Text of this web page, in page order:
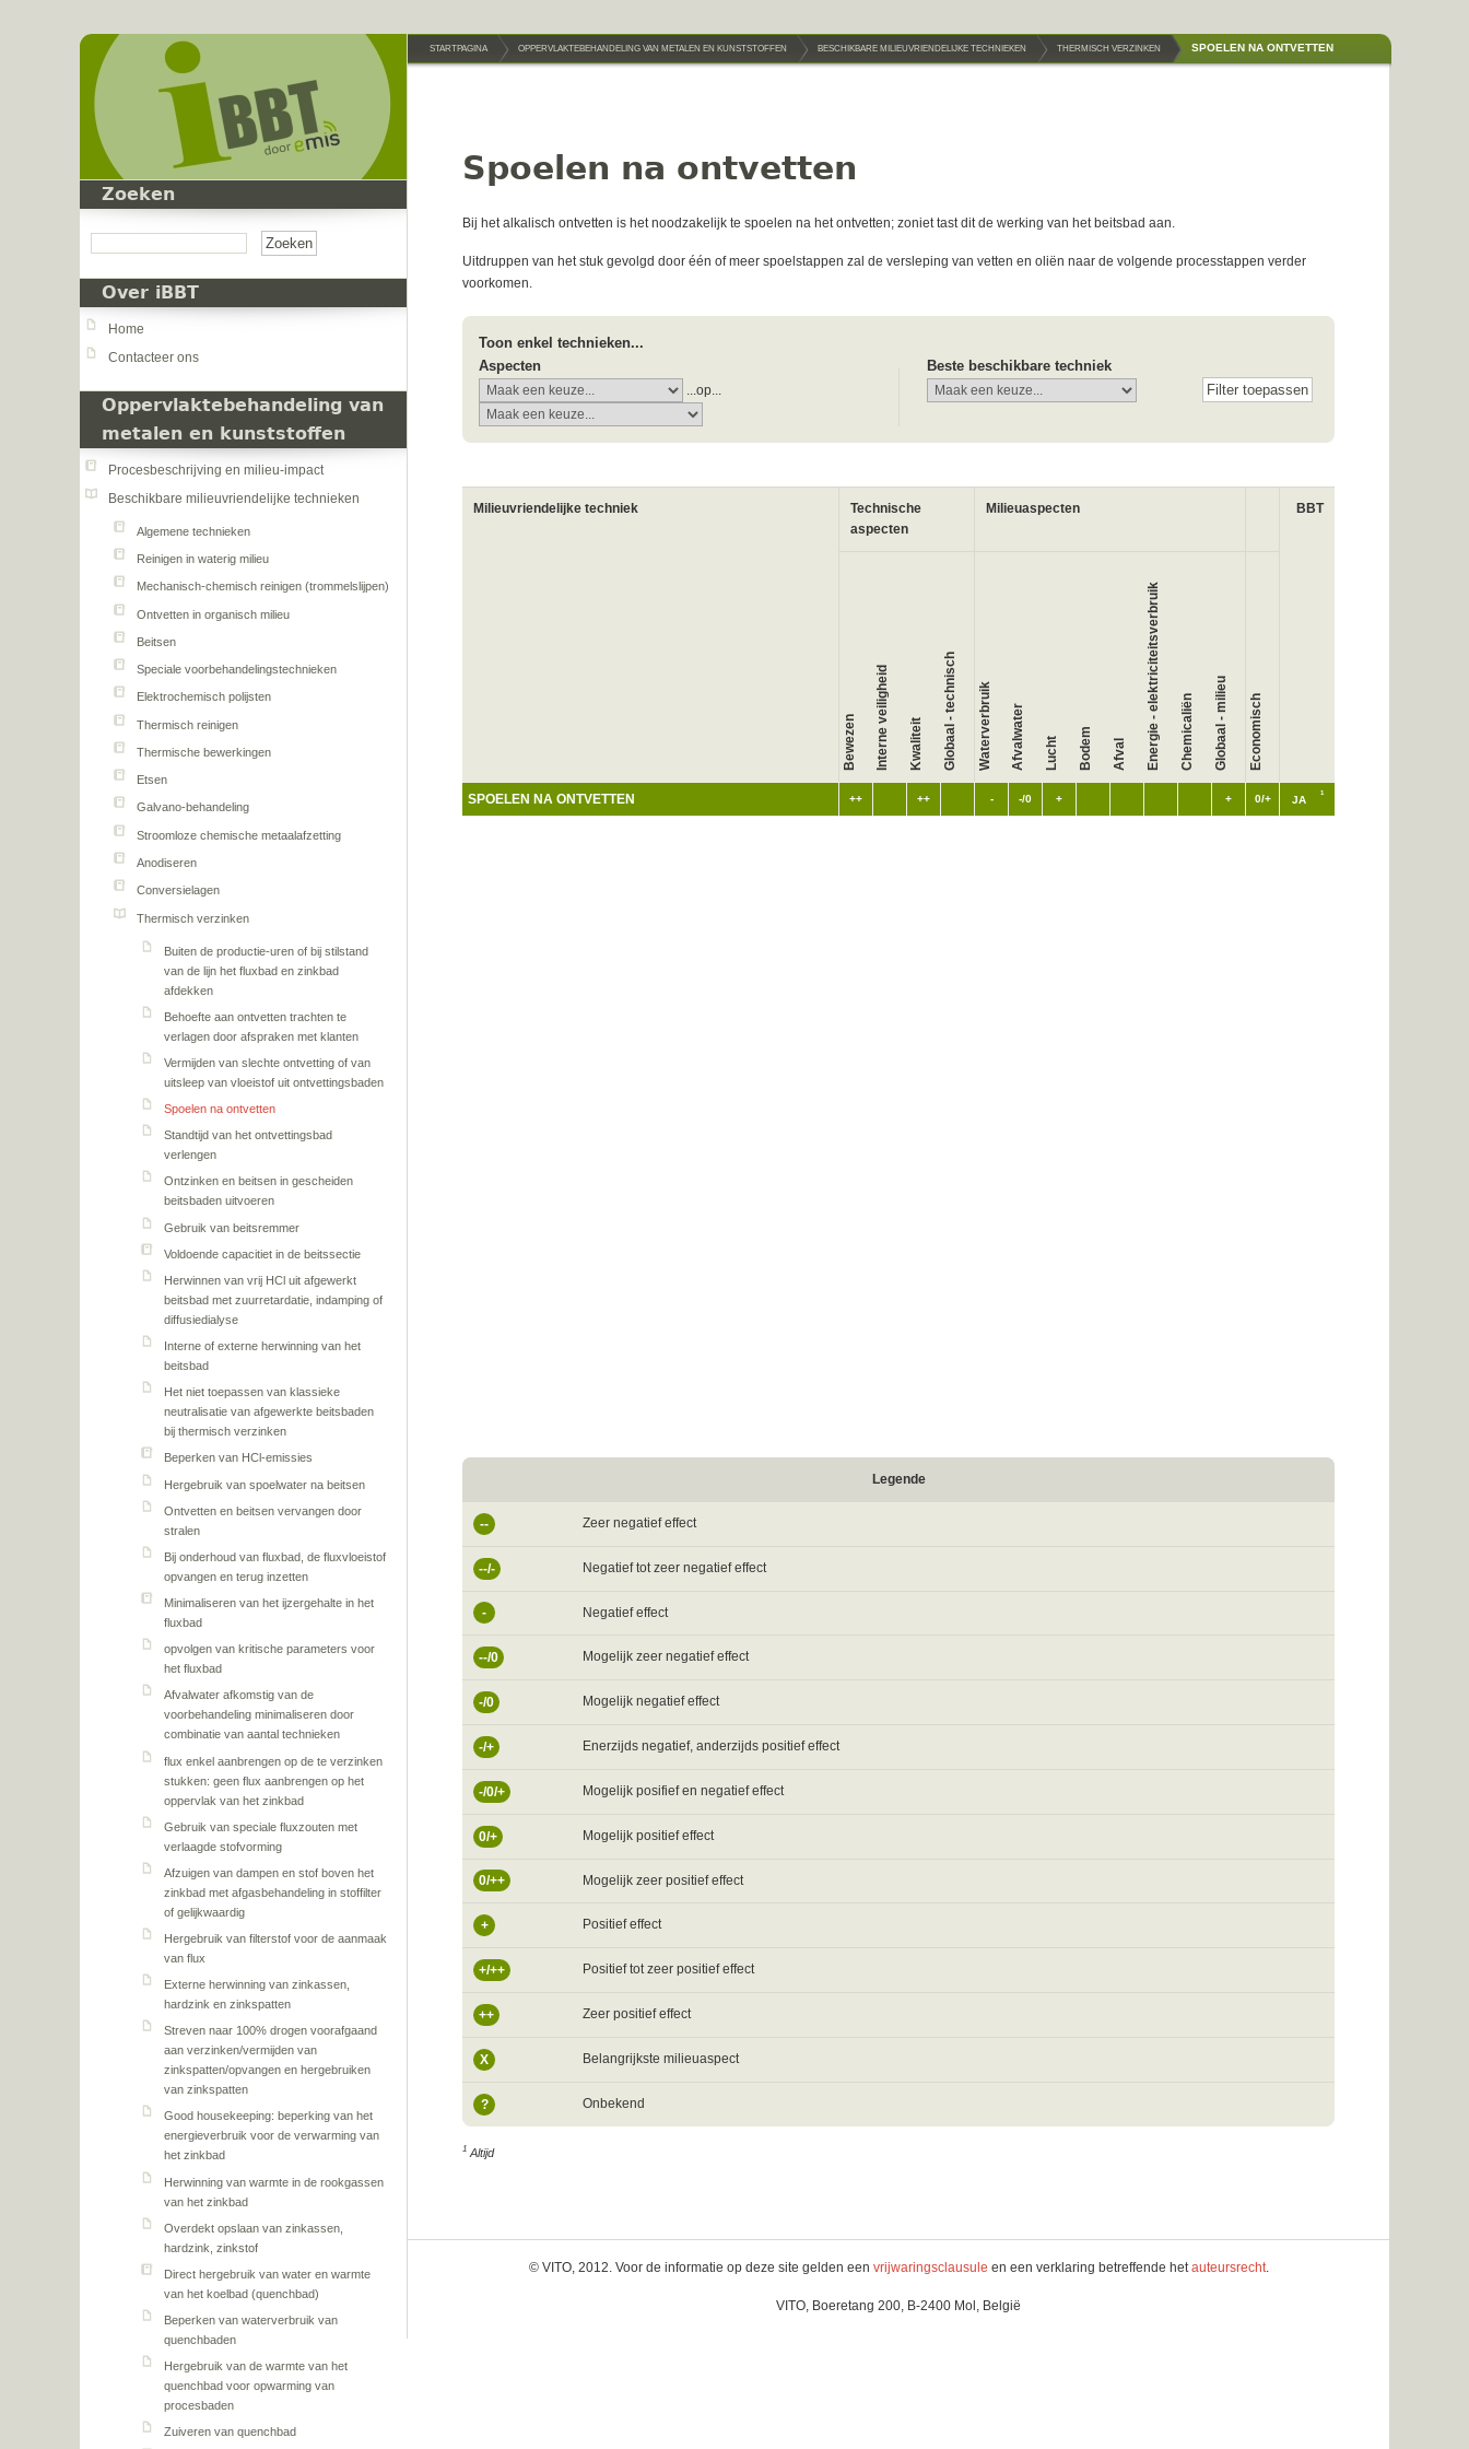
Zoeken
Over iBBT
Home
Contacteer ons
Oppervlaktebehandeling van
metalen en kunststoffen
Procesbeschrijving en milieu-impact
Beschikbare milieuvriendelijke technieken
Algemene technieken
Reinigen in waterig milieu
Mechanisch-chemisch reinigen (trommelslijpen)
Ontvetten in organisch milieu
Beitsen
Speciale voorbehandelingstechnieken
Elektrochemisch polijsten
Thermisch reinigen
Thermische bewerkingen
Etsen
Galvano-behandeling
Stroomloze chemische metaalafzetting
Anodiseren
Conversielagen
Thermisch verzinken
Buiten de productie-uren of bij stilstand
van de lijn het fluxbad en zinkbad
afdekken
Behoefte aan ontvetten trachten te
verlagen door afspraken met klanten
Vermijden van slechte ontvetting of van
uitsleep van vloeistof uit ontvettingsbaden
Spoelen na ontvetten
Standtijd van het ontvettingsbad
verlengen
Ontzinken en beitsen in gescheiden
beitsbaden uitvoeren
Gebruik van beitsremmer
Voldoende capacitiet in de beitssectie
Herwinnen van vrij HCl uit afgewerkt
beitsbad met zuurretardatie, indamping of
diffusiedialyse
Interne of externe herwinning van het
beitsbad
Het niet toepassen van klassieke
neutralisatie van afgewerkte beitsbaden
bij thermisch verzinken
Beperken van HCl-emissies
Hergebruik van spoelwater na beitsen
Ontvetten en beitsen vervangen door
stralen
Bij onderhoud van fluxbad, de fluxvloeistof
opvangen en terug inzetten
Minimaliseren van het ijzergehalte in het
fluxbad
opvolgen van kritische parameters voor
het fluxbad
Afvalwater afkomstig van de
voorbehandeling minimaliseren door
combinatie van aantal technieken
flux enkel aanbrengen op de te verzinken
stukken: geen flux aanbrengen op het
oppervlak van het zinkbad
Gebruik van speciale fluxzouten met
verlaagde stofvorming
Afzuigen van dampen en stof boven het
zinkbad met afgasbehandeling in stoffilter
of gelijkwaardig
Hergebruik van filterstof voor de aanmaak
van flux
Externe herwinning van zinkassen,
hardzink en zinkspatten
Streven naar 100% drogen voorafgaand
aan verzinken/vermijden van
zinkspatten/opvangen en hergebruiken
van zinkspatten
Good housekeeping: beperking van het
energieverbruik voor de verwarming van
het zinkbad
Herwinning van warmte in de rookgassen
van het zinkbad
Overdekt opslaan van zinkassen,
hardzink, zinkstof
Direct hergebruik van water en warmte
van het koelbad (quenchbad)
Beperken van waterverbruik van
quenchbaden
Hergebruik van de warmte van het
quenchbad voor opwarming van
procesbaden
Zuiveren van quenchbad
STARTPAGINA OPPERVLAKTEBEHANDELING VAN METALEN EN KUNSTSTOFFEN BESCHIKBARE MILIEUVRIENDELIJKE TECHNIEKEN THERMISCH VERZINKEN SPOELEN NA ONTVETTEN
Spoelen na ontvetten
Bij het alkalisch ontvetten is het noodzakelijk te spoelen na het ontvetten; zoniet tast dit de werking van het beitsbad aan.
Uitdruppen van het stuk gevolgd door één of meer spoelstappen zal de versleping van vetten en oliën naar de volgende processtappen verder
voorkomen.
Toon enkel technieken...
Aspecten
...op...
Beste beschikbare techniek
Milieuvriendelijke techniek
Technische
aspecten
Milieuaspecten BBT
Bewezen Interne veiligheid Kwaliteit Globaal - technisch Waterverbruik Afvalwater Lucht Bodem Afval Energie - elektriciteitsverbruik Chemicaliën Globaal - milieu Economisch
SPOELEN NA ONTVETTEN ++ ++ - -/0 + + 0/+ JA
1
Legende
-- Zeer negatief effect
--/- Negatief tot zeer negatief effect
- Negatief effect
--/0 Mogelijk zeer negatief effect
-/0 Mogelijk negatief effect
-/+ Enerzijds negatief, anderzijds positief effect
-/0/+ Mogelijk posifief en negatief effect
0/+ Mogelijk positief effect
0/++ Mogelijk zeer positief effect
+ Positief effect
+/++ Positief tot zeer positief effect
++ Zeer positief effect
X Belangrijkste milieuaspect
? Onbekend
1 Altijd
© VITO, 2012. Voor de informatie op deze site gelden een vrijwaringsclausule en een verklaring betreffende het auteursrecht.
VITO, Boeretang 200, B-2400 Mol, België